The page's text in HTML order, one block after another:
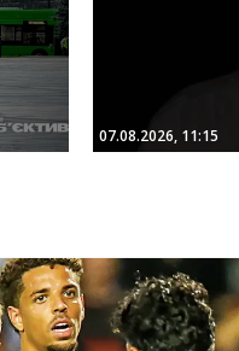
07.08.2026, 11:15